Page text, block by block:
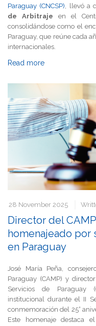
Paraguay (CNCSP) , llevó a
de Arbitraje en el
consolidándose como el
Paraguay, que reúne cada
internacionales.
Read more
28 November 2025
Director del
homenajeado por
en Paraguay
José María Peña,
Paraguay (CAMP) y
Servicios de Paraguay
institucional durante el II
conmemoración del 25°
Este homenaje destaca